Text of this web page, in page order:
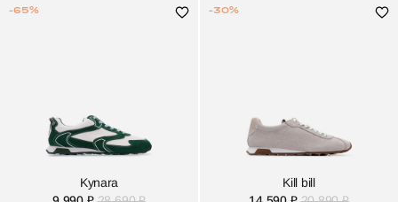
Kynara
-65%
Kill bill
-30%